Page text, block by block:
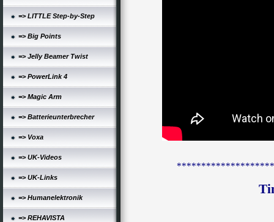
=> LITTLE Step-by-Step
=> Big Points
=> Jelly Beamer Twist
=> PowerLink 4
=> Magic Arm
=> Batterieunterbrecher
=> Voxa
=> UK-Videos
=> UK-Links
=> Humanelektronik
=> REHAVISTA